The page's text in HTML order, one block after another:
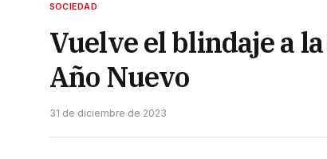
SOCIEDAD
Vuelve el blindaje a
Año Nuevo
31 de diciembre de 2023